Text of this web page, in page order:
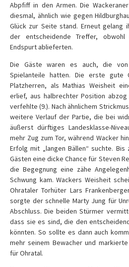
Abpfiff in den Armen. Die
diesmal, ähnlich wie gegen
Glück zur Seite stand. Erneut gelang
der entscheidende Treffer,
Endspurt ablieferten.
Die Gäste waren es auch, die
Spielanteile hatten. Die erste gute
Platzherren, als Mathias Weisheit
erlief, aus halbrechter Position
verfehlte (9.). Nach ähnlichem
weitere Verlauf der Partie, die bei
äußerst dürftiges Landesklasse-
mehr Zug zum Tor, während Wacker
Erfolg mit „langen Bällen“ suchte.
Gästen eine dicke Chance für Steven
die Begegnung eine zähe
Schwung kam. Wackers Weisheit
Ohrataler Torhüter Lars
sorgte der schnelle Marty Jung für
Abschluss. Die beiden Stürmer
dass sie es sind, die den
könnten. So sollte es dann auch
mehr seinem Bewacher und markierte
für Ohratal.